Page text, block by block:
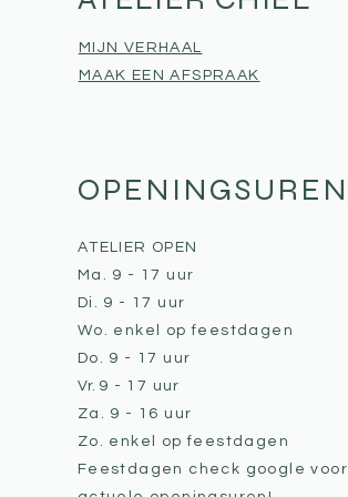
MIJN VERHAAL
MAAK EEN AFSPRAAK
OPENINGSUREN
ATELIER OPEN
Ma. 9 - 17 uur
Di. 9 - 17 uur
Wo. enkel op feestdagen
Do. 9 - 17 uur
Vr. 9 - 17 uur
Za. 9 - 16 uur
Zo. enkel op feestdagen
Feestdagen check google voor